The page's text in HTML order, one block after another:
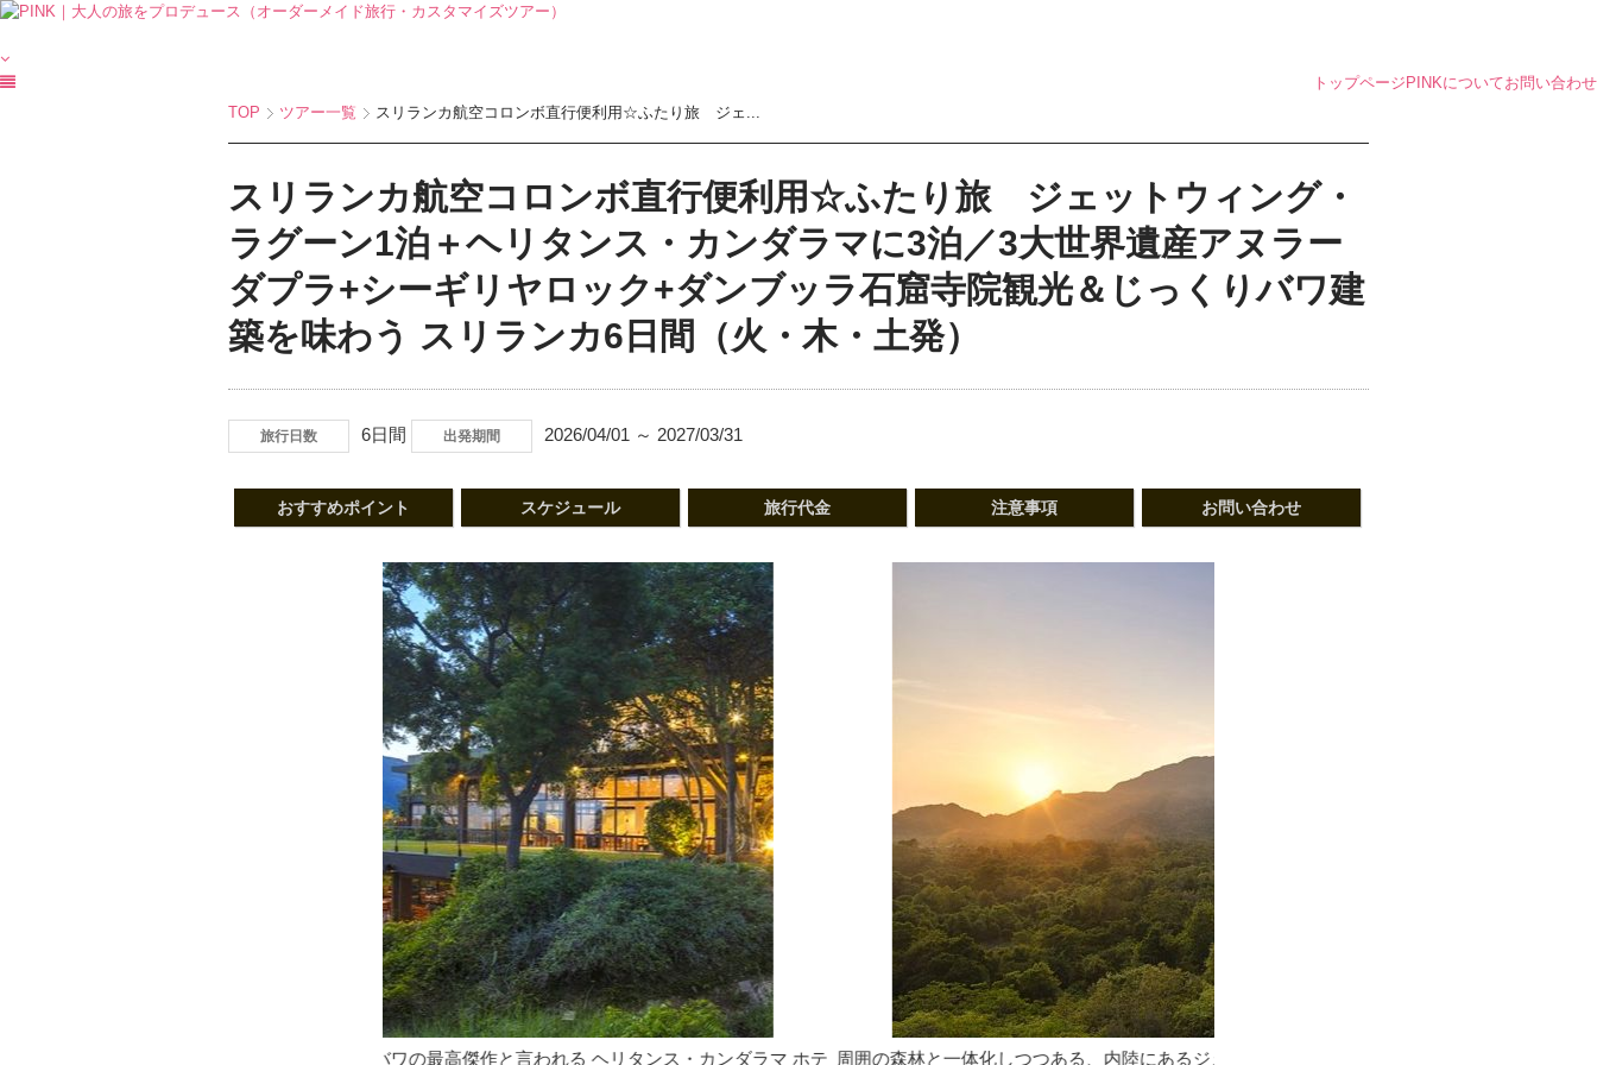
トップページ PINKについてお問い合わせ
TOP
ツアー一覧 スリランカ航空コロンボ直行便利用☆ふたり旅 ジェ...
スリランカ航空コロンボ直行便利用☆ふたり旅 ジェットウィング・
ラグーン1泊＋ヘリタンス・カンダラマに3泊／3大世界遺産アヌラー
ダプラ+シーギリヤロック+ダンブッラ石窟寺院観光＆じっくりバワ建
築を味わう スリランカ6日間（火・木・土発）
旅行日数 6日間 出発期間 2026/04/01 ～ 2027/03/31
おすすめポイント スケジュール 旅行代金 注意事項 お問い合わせ
バワの最高傑作と言われる ヘリタンス・カンダラマ ホテ 周囲の森林と一体化しつつある、内陸にあるジェフリーバワの傑作 ヘリタンス・カンダラマ ホテル／